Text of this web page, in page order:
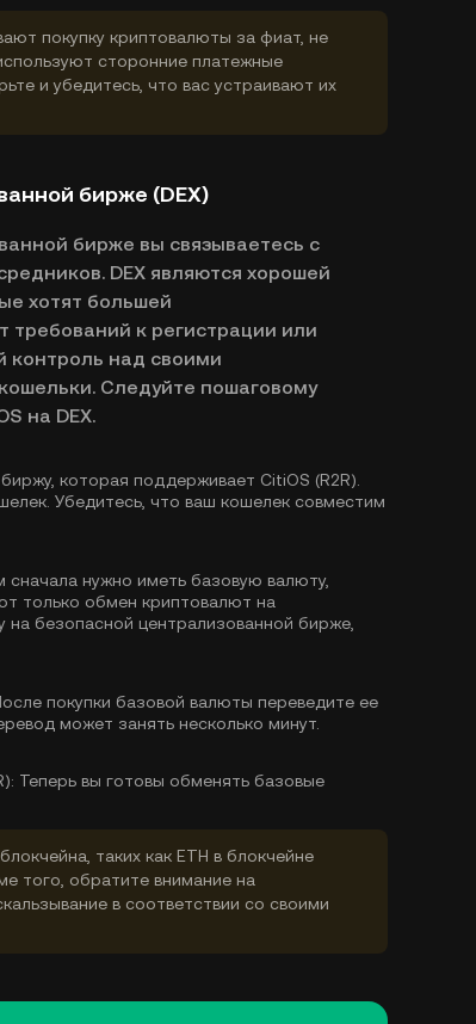
покупку криптовалюты за фиат, не
сторонние платежные
и убедитесь, что вас устраивают их
бирже (DEX)
бирже вы связываетесь с
DEX являются хорошей
хотят большей
требований к регистрации или
контроль над своими
Следуйте пошаговому
на DEX.
которая поддерживает CitiOS (R2R).
Убедитесь, что ваш кошелек совместим
сначала нужно иметь базовую валюту,
только обмен криптовалют на
на безопасной централизованной бирже,
покупки базовой валюты переведите ее
может занять несколько минут.
Теперь вы готовы обменять базовые
таких как ETH в блокчейне
того, обратите внимание на
в соответствии со своими